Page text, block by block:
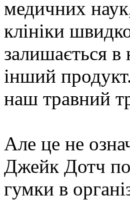
медичних
клініки
залишається
інший
наш травний
Але це не
Джейк Дотч
гумки в